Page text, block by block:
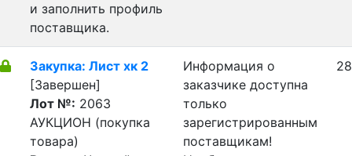
и заполнить профиль
поставщика.
Закупка: Лист хк 2
[Завершен]
Лот №: 2063
АУКЦИОН (покупка
товара)
Информация о
заказчике доступна
только
зарегистрированным
поставщикам!